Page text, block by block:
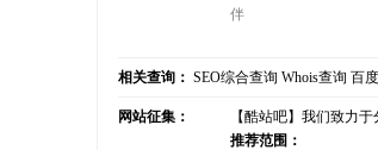
伴
相关查询： SEO综合查询 Whois查询 百
网站征集：
【酷站吧】我们致力
推荐范围：